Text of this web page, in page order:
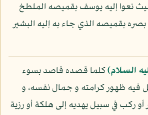
نعوا إليه يوسف بقميصه الملطخ
بصره بقميصه الذي جاء به إليه البشير
السلام)كلما قصده قاصد بسوء
فيه ظهور كرامته و جمال نفسه، و
ركب في سبيل يهديه إلى هلكة أو رزية